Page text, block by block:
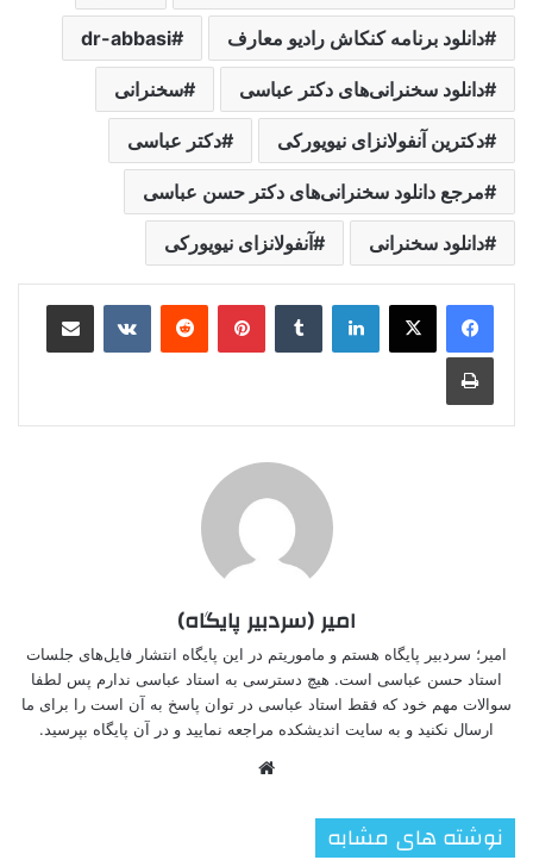
دانلود برنامه کنکاش رادیو معارف dr-abbasi
دانلود سخنرانی‌های دکتر عباسی سخنرانی
دکترین آنفولانزای نیویورکی دکتر عباسی
مرجع دانلود سخنرانی‌های دکتر حسن عباسی
دانلود سخنرانی آنفولانزای نیویورکی
لینکدین ‫تامبلر ‫پین‌ترست‫رددیت ‫VKontakteاشتراک گذاری از طریق ایمیل
چاپ
امیر (سردبیر پایگاه)
امیر؛ سردبیر پایگاه هستم و ماموریتم در این پایگاه انتشار فایل‌های جلسات
استاد حسن عباسی است. هیچ دسترسی به استاد عباسی ندارم پس لطفا
سوالات مهم خود که فقط استاد عباسی در توان پاسخ به آن است را برای ما
ارسال نکنید و به سایت اندیشکده مراجعه نمایید و در آن پایگاه بپرسید.
نوشته های مشابه